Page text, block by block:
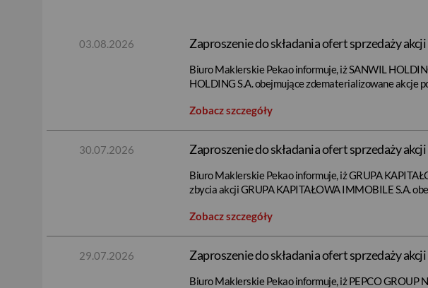
03.08.2026 Zaproszenie do składania ofert sprzedaży
Biuro Maklerskie Pekao informuje, iż SANWIL
HOLDING S.A. obejmujące zdematerializowane akcje
Zobacz szczegóły
30.07.2026 Zaproszenie do składania ofert sprzedaży
Biuro Maklerskie Pekao informuje, iż GRUPA
zbycia akcji GRUPA KAPITAŁOWA IMMOBILE S.A.
Zobacz szczegóły
29.07.2026 Zaproszenie do składania ofert sprzedaży
Biuro Maklerskie Pekao informuje, iż PEPCO GROUP